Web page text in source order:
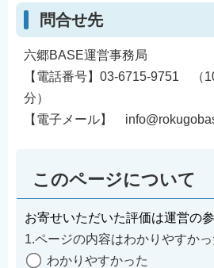
問合せ先
六郷BASE運営事務局
【電話番号】03-6715-9751 （
分）
【電子メール】
このページについて
お寄せいただいた評価は運営の
1.ページの内容はわかりやすかっ
わかりやすかった